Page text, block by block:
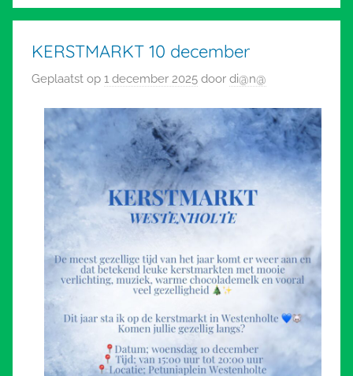
KERSTMARKT 10 december
Geplaatst op 1 december 2025 door di@n@